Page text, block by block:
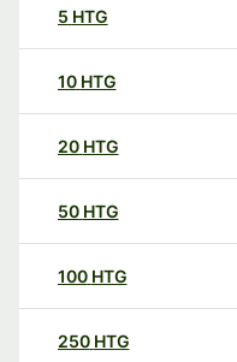
5 HTG
10 HTG
20 HTG
50 HTG
100 HTG
250 HTG